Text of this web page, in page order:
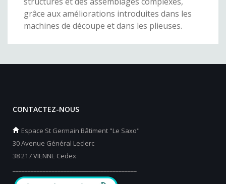
grâce aux améliorations introduites dans les
machines de découpe et dans les plieuses.
CONTACTEZ-NOUS
Espace St Germain Bâtiment "Le Saxo"
30 Avenue Général Leclerc
38 217 VIENNE Cedex